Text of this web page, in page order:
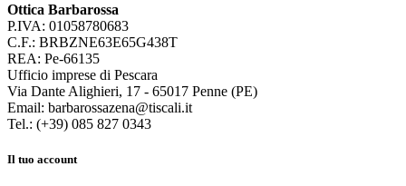
Ottica Barbarossa
P.IVA: 01058780683
C.F.: BRBZNE63E65G438T
REA: Pe-66135
Ufficio imprese di Pescara
Via Dante Alighieri, 17 - 65017 Penne (PE)
Email: barbarossazena@tiscali.it
Tel.: (+39) 085 827 0343
Il tuo account